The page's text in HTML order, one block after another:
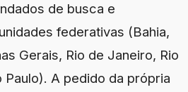
de busca e
federativas (Bahia,
Gerais, Rio de Janeiro, Rio
Paulo). A pedido da própria